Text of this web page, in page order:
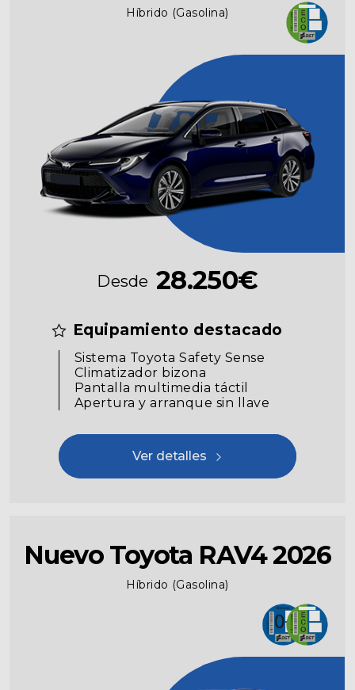
Híbrido (Gasolina)
Desde 28.250€
Equipamiento destacado
Sistema Toyota Safety Sense
Climatizador bizona
Pantalla multimedia táctil
Apertura y arranque sin llave
Ver detalles
Nuevo Toyota RAV4 2026
Híbrido (Gasolina)